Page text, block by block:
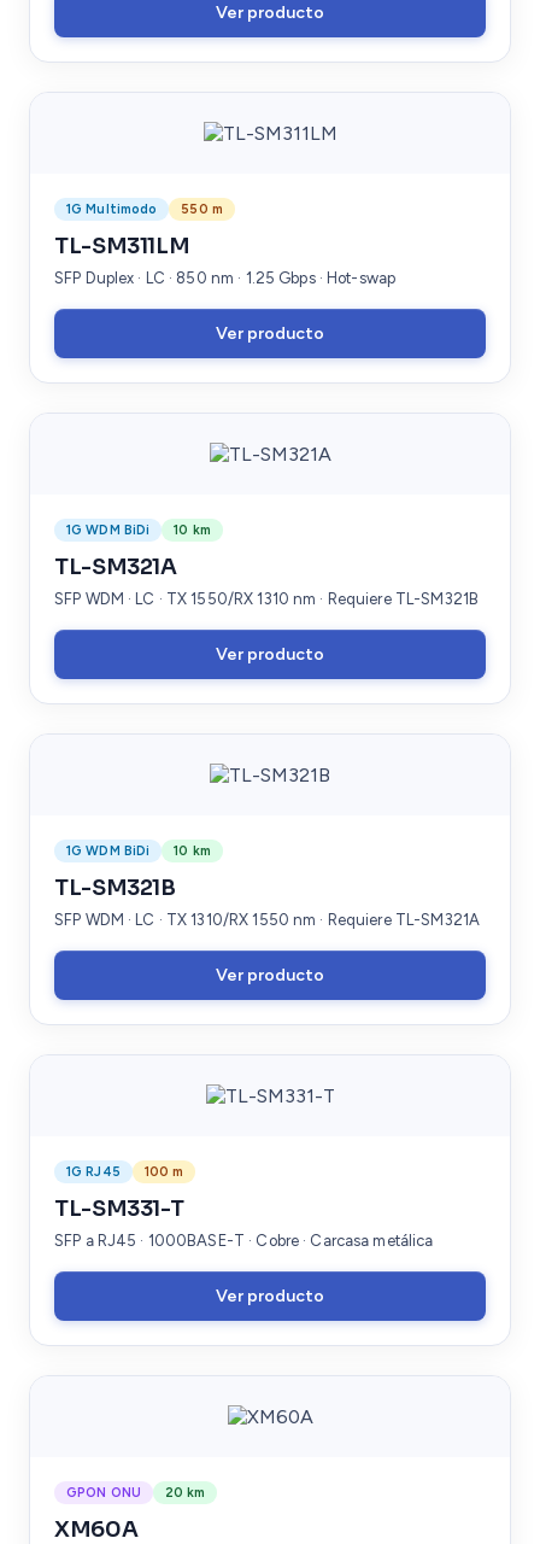
Ver producto
1G Multimodo 550 m
TL-SM311LM
SFP Duplex · LC · 850 nm · 1.25 Gbps · Hot-swap
Ver producto
1G WDM BiDi 10 km
TL-SM321A
SFP WDM · LC · TX 1550/RX 1310 nm · Requiere TL-SM321B
Ver producto
1G WDM BiDi 10 km
TL-SM321B
SFP WDM · LC · TX 1310/RX 1550 nm · Requiere TL-SM321A
Ver producto
1G RJ45 100 m
TL-SM331-T
SFP a RJ45 · 1000BASE-T · Cobre · Carcasa metálica
Ver producto
GPON ONU 20 km
XM60A